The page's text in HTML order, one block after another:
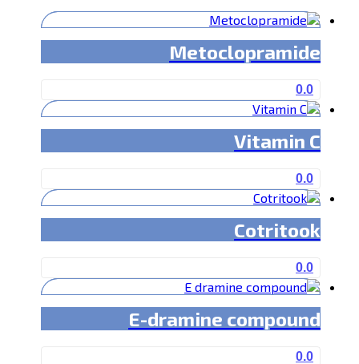
Metoclopramide
0.0
Vitamin C
0.0
Cotritook
0.0
E-dramine compound
0.0